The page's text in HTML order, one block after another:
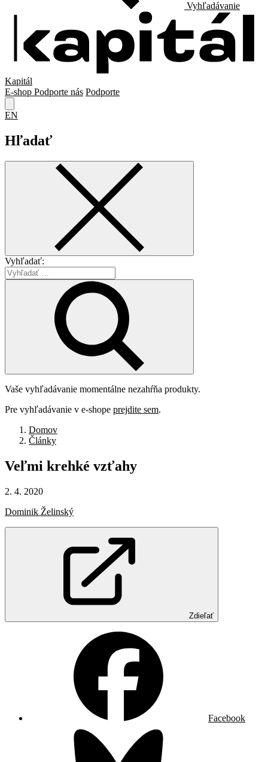
Vyhľadávanie
Kapitál
E-shop Podporte nás Podporte
EN
Hľadať
Vyhľadať:
Vaše vyhľadávanie momentálne nezahŕňa produkty.
Pre vyhľadávanie v e-shope prejdite sem.
Domov
Články
Veľmi krehké vzťahy
2. 4. 2020
Dominik Želinský
Zdieľať
Facebook